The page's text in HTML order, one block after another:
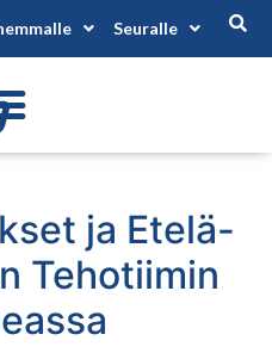
Seuralle
ja Etelä-
Tehotiimin